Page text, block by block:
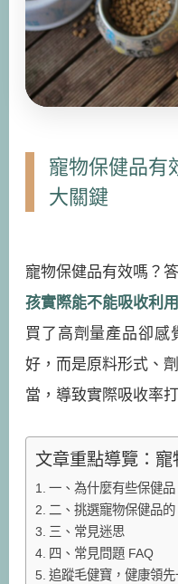
寵物保健品有
大關鍵
寵物保健品有效嗎？
孩實際能不能吸收利
買了高劑量產品卻感
好，而是原料形式、
當，導致實際吸收率
文章重點導覽：
一、為什麼有些保健
二、挑選寵物保健品
三、常見迷思
四、常見問題 FAQ
追蹤毛健寶，健康領先